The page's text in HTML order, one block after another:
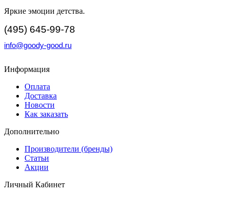
Яркие эмоции детства.
(495) 645-99-78
info@goody-good.ru
Информация
Оплата
Доставка
Новости
Как заказать
Дополнительно
Производители (бренды)
Статьи
Акции
Личный Кабинет